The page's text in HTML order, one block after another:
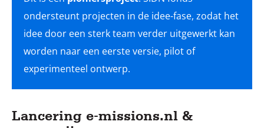
ondersteunt projecten in de idee-fase, zodat het
idee door een sterk team verder uitgewerkt kan
worden naar een eerste versie, pilot of
experimenteel ontwerp.
Lancering e-missions.nl &